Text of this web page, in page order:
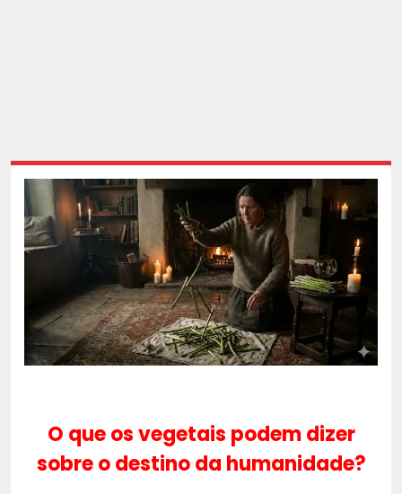
O que os vegetais podem dizer
sobre o destino da humanidade?